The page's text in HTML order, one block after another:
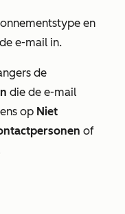
en
e-mail in.
de
die de e-mail
op Niet
of